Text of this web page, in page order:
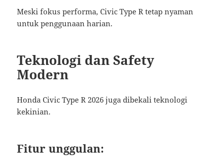
Meski fokus performa, Civic Type R tetap nyaman
untuk penggunaan harian.
Teknologi dan Safety
Modern
Honda Civic Type R 2026 juga dibekali teknologi
kekinian.
Fitur unggulan: